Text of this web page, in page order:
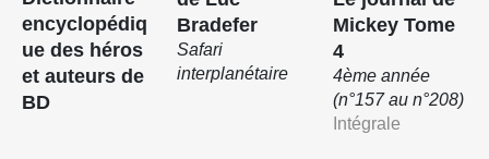
encyclopédiq
ue des héros
et auteurs de
BD
Bradefer
Safari
interplanétaire
Mickey Tome
4
4ème année
(n°157 au n°208)
Intégrale